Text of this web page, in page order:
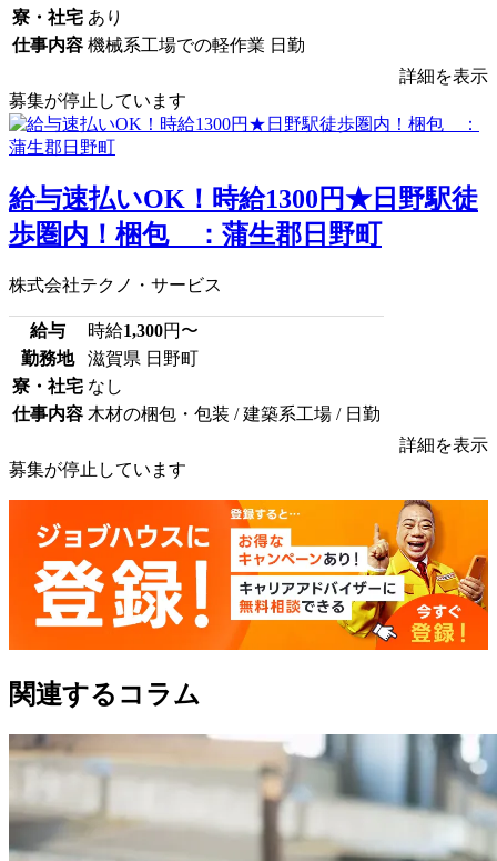
寮・社宅 あり
仕事内容 機械系工場での軽作業 日勤
詳細を表示
募集が停止しています
給与速払いOK！時給1300円★日野駅徒
歩圏内！梱包 ：蒲生郡日野町
株式会社テクノ・サービス
給与 時給1,300円〜
勤務地
滋賀県 日野町
寮・社宅 なし
仕事内容 木材の梱包・包装 / 建築系工場 / 日勤
詳細を表示
募集が停止しています
関連するコラム